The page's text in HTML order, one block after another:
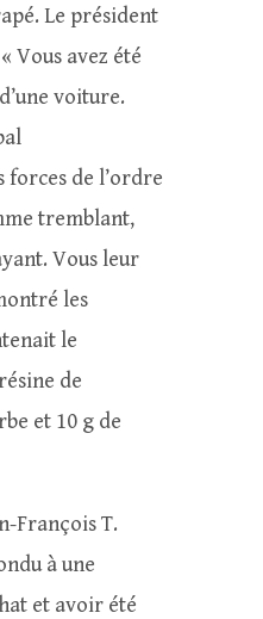
Le président
Vous avez été
voiture.
forces de l’ordre
tremblant,
Vous leur
les
le
de
et 10 g de
François T.
à une
et avoir été